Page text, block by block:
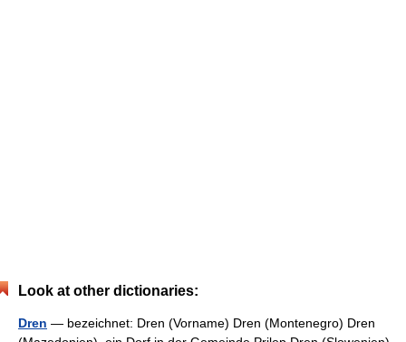
Look at other dictionaries:
Dren — bezeichnet: Dren (Vorname) Dren (Montenegro) Dren